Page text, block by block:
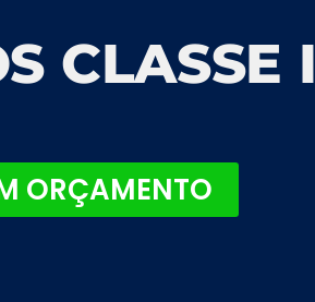
CLASSE I
ORÇAMENTO